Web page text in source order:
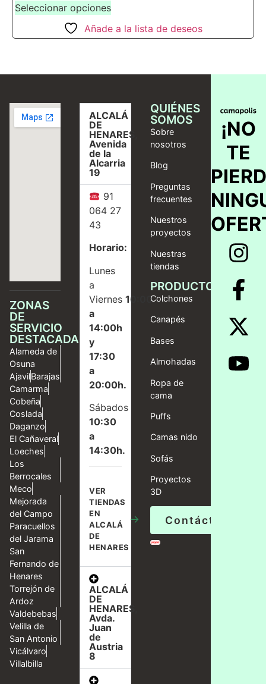
Seleccionar opciones
Añade a la lista de deseos
ZONAS
DE
SERVICIO
DESTACADAS
Alameda de
Osuna
AjavilBarajas
Camarma
Cobeña
Coslada
Daganzo
El Cañaveral
Loeches
Los
Berrocales
Meco
Mejorada
del Campo
Paracuellos
del Jarama
San
Fernando de
Henares
Torrejón de
Ardoz
Valdebebas
Velilla de
San Antonio
Vicálvaro
Villalbilla
ALCALÁ
DE
HENARES,
Avenida
de la
Alcarria
19
91
064 27
43
Horario:
Lunes
a
Viernes10:00
a
14:00h
y
17:30
a
20:00h.
Sábados
10:30
a
14:30h.
VER
TIENDAS
EN
ALCALÁ
DE
HENARES
→
ALCALÁ
DE
HENARES,
Avda.
Juan
de
Austria
8
QUIÉNES
SOMOS
Sobre
nosotros
Blog
Preguntas
frecuentes
Nuestros
proyectos
Nuestras
tiendas
PRODUCTOS
Colchones
Canapés
Bases
Almohadas
Ropa de
cama
Puffs
Camas nido
Sofás
Proyectos
3D
Contáctanos
¡NO
TE